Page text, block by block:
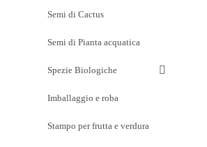
Semi di Cactus
Semi di Pianta acquatica
Spezie Biologiche
Imballaggio e roba
Stampo per frutta e verdura